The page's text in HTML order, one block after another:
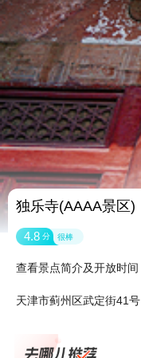
独乐寺(AAAA景区)
4.8 分 很棒
查看景点简介及开放时间
天津市蓟州区武定街41号